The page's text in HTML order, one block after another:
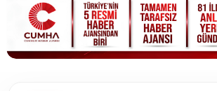
Cumhurbaşkanlığı
Bakanlıklar